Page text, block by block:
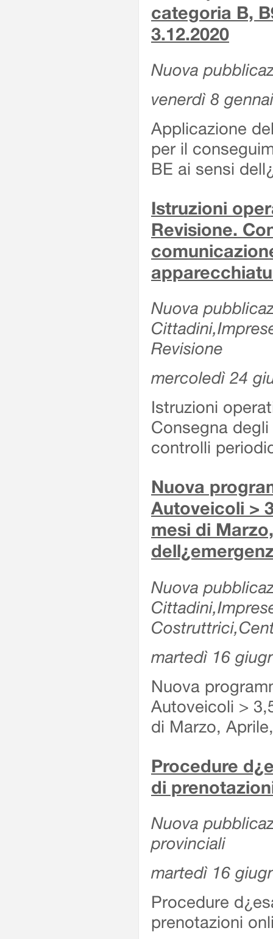
categoria B,
3.12.2020
Nuova
venerdì 8
Applicazione
per il
BE ai sensi
Istruzioni
Revisione.
Nuova
Revisione
mercoledì 24
Istruzioni
Consegna
controlli
Nuova
Autoveicoli >
mesi di
Nuova
martedì 16
Nuova
Autoveicoli >
di Marzo,
Procedure
di
Nuova
provinciali
martedì 16
Procedure
prenotazioni